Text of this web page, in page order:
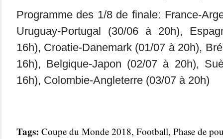
Programme des 1/8 de finale: France-
Uruguay-Portugal (30/06 à 20h),
16h), Croatie-Danemark (01/07 à 20h),
16h), Belgique-Japon (02/07 à 20h),
16h), Colombie-Angleterre (03/07 à 20h)
Tags: Coupe du Monde 2018, Football, Phase de